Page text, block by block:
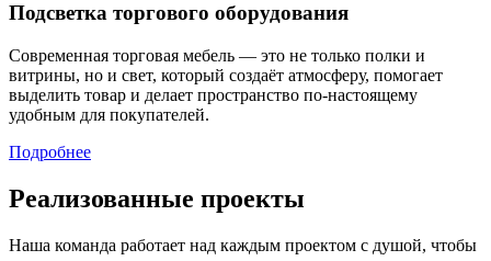
Подсветка торгового оборудования
Современная торговая мебель — это не только полки и
витрины, но и свет, который создаёт атмосферу, помогает
выделить товар и делает пространство по-настоящему
удобным для покупателей.
Подробнее
Реализованные проекты
Наша команда работает над каждым проектом с душой, чтобы